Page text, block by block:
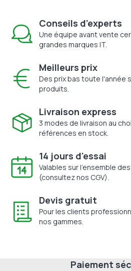
Conseils d'experts
Une équipe avant vente
grandes marques IT.
Meilleurs prix
Des prix bas toute l'année
produits.
Livraison express
3 modes de livraison au
références en stock.
14 jours d'essai
Valables sur l'ensemble
(consultez nos CGV).
Devis gratuit
Pour les clients
nos gammes.
Paiement